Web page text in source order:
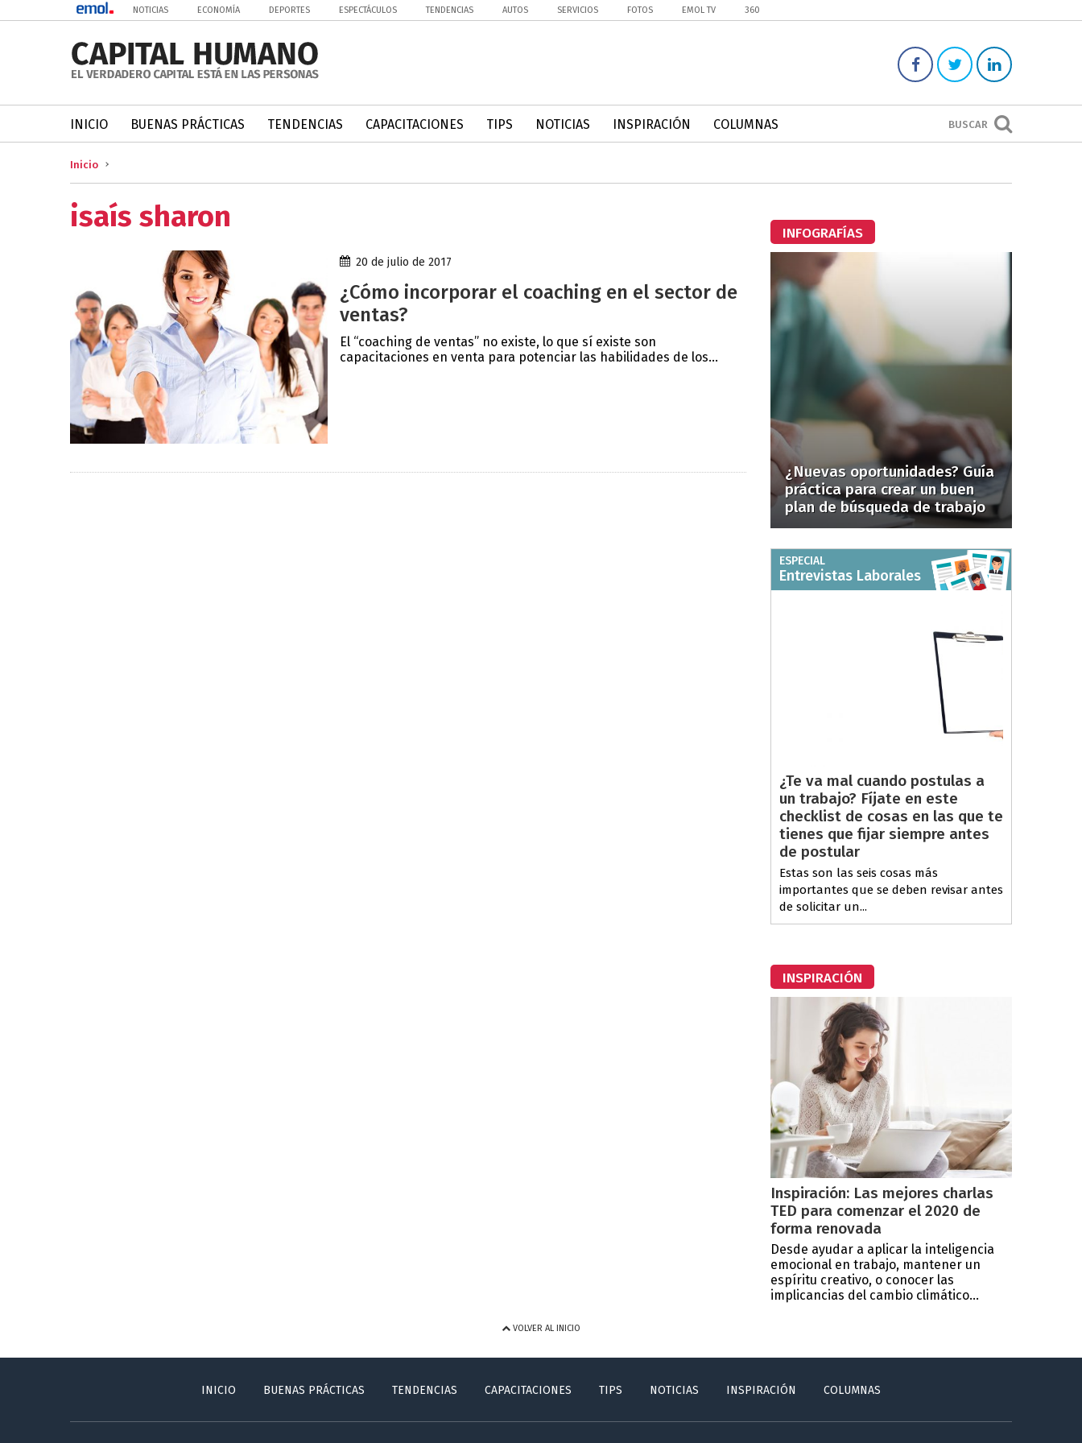
NOTICIAS ECONOMÍA DEPORTES ESPECTÁCULOS TENDENCIAS AUTOS SERVICIOS FOTOS EMOL TV 360
BUSCAR
INICIO BUENAS PRÁCTICAS TENDENCIAS CAPACITACIONES TIPS NOTICIAS INSPIRACIÓN COLUMNAS
Inicio
isaís sharon
20 de julio de 2017
¿Cómo incorporar el coaching en el sector de
ventas?
El “coaching de ventas” no existe, lo que sí existe son
capacitaciones en venta para potenciar las habilidades de los...
INFOGRAFÍAS
¿Nuevas oportunidades? Guía
práctica para crear un buen
plan de búsqueda de trabajo
ESPECIAL
Entrevistas Laborales
¿Te va mal cuando postulas a
un trabajo? Fíjate en este
checklist de cosas en las que te
tienes que fijar siempre antes
de postular
Estas son las seis cosas más
importantes que se deben revisar antes
de solicitar un...
INSPIRACIÓN
Inspiración: Las mejores charlas
TED para comenzar el 2020 de
forma renovada
Desde ayudar a aplicar la inteligencia
emocional en trabajo, mantener un
espíritu creativo, o conocer las
implicancias del cambio climático...
VOLVER AL INICIO
INICIO BUENAS PRÁCTICAS TENDENCIAS CAPACITACIONES TIPS NOTICIAS INSPIRACIÓN COLUMNAS